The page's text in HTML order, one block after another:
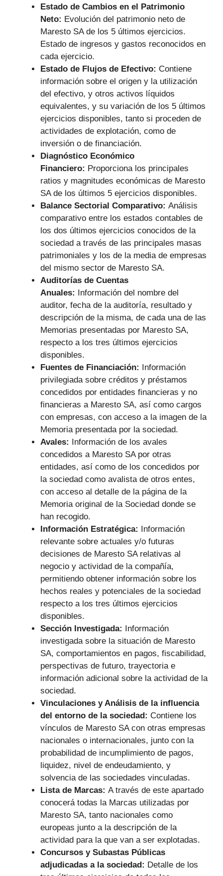
Estado de Cambios en el Patrimonio
Neto: Evolución del patrimonio neto de
Maresto SA de los 5 últimos ejercicios.
Estado de ingresos y gastos reconocidos en
cada ejercicio.
Estado de Flujos de Efectivo: Contiene
información sobre el origen y la utilización
del efectivo, y otros activos líquidos
equivalentes, y su variación de los 5 últimos
ejercicios disponibles, tanto si proceden de
actividades de explotación, como de
inversión o de financiación.
Diagnóstico Económico
Financiero: Proporciona los principales
ratios y magnitudes económicas de Maresto
SA de los últimos 5 ejercicios disponibles.
Balance Sectorial Comparativo: Análisis
comparativo entre los estados contables de
los dos últimos ejercicios conocidos de la
sociedad a través de las principales masas
patrimoniales y los de la media de empresas
del mismo sector de Maresto SA.
Auditorías de Cuentas
Anuales: Información del nombre del
auditor, fecha de la auditoría, resultado y
descripción de la misma, de cada una de las
Memorias presentadas por Maresto SA,
respecto a los tres últimos ejercicios
disponibles.
Fuentes de Financiación: Información
privilegiada sobre créditos y préstamos
concedidos por entidades financieras y no
financieras a Maresto SA, así como cargos
con empresas, con acceso a la imagen de la
Memoria presentada por la sociedad.
Avales: Información de los avales
concedidos a Maresto SA por otras
entidades, así como de los concedidos por
la sociedad como avalista de otros entes,
con acceso al detalle de la página de la
Memoria original de la Sociedad donde se
han recogido.
Información Estratégica: Información
relevante sobre actuales y/o futuras
decisiones de Maresto SA relativas al
negocio y actividad de la compañía,
permitiendo obtener información sobre los
hechos reales y potenciales de la sociedad
respecto a los tres últimos ejercicios
disponibles.
Sección Investigada: Información
investigada sobre la situación de Maresto
SA, comportamientos en pagos, fiscabilidad,
perspectivas de futuro, trayectoria e
información adicional sobre la actividad de la
sociedad.
Vinculaciones y Análisis de la influencia
del entorno de la sociedad: Contiene los
vínculos de Maresto SA con otras empresas
nacionales o internacionales, junto con la
probabilidad de incumplimiento de pagos,
liquidez, nivel de endeudamiento, y
solvencia de las sociedades vinculadas.
Lista de Marcas: A través de este apartado
conocerá todas la Marcas utilizadas por
Maresto SA, tanto nacionales como
europeas junto a la descripción de la
actividad para la que van a ser explotadas.
Concursos y Subastas Públicas
adjudicadas a la sociedad: Detalle de los